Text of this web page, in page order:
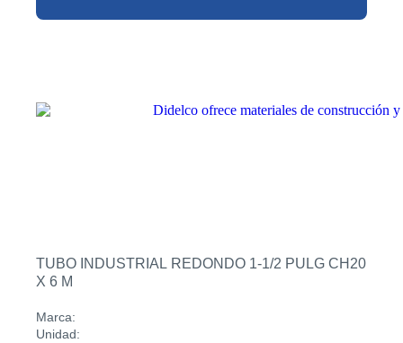
TUBO INDUSTRIAL REDONDO 1-1/2 PULG CH20
X 6 M
Marca:
Unidad: